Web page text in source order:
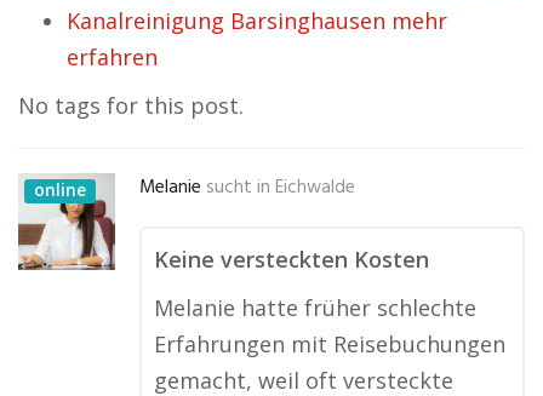
Kanalreinigung Barsinghausen mehr
erfahren
No tags for this post.
online Melanie sucht in Eichwalde
Keine versteckten Kosten
Melanie hatte früher schlechte
Erfahrungen mit Reisebuchungen
gemacht, weil oft versteckte